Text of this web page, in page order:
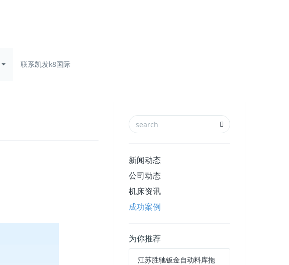
联系凯发k8国际
新闻动态
公司动态
机床资讯
成功案例
为你推荐
江苏胜驰钣金自动料库拖